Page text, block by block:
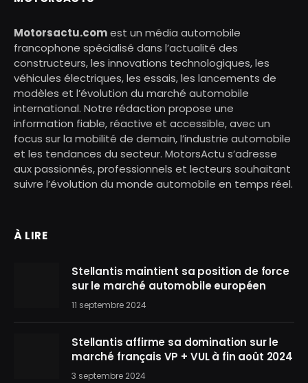
Motorsactu.comest un média automobile
francophone spécialisé dans l’actualité des
constructeurs, les innovations technologiques, les
véhicules électriques, les essais, les lancements de
modèles et l’évolution du marché automobile
international. Notre rédaction propose une
information fiable, réactive et accessible, avec un
focus sur la mobilité de demain, l’industrie automobile
et les tendances du secteur. MotorsActu s’adresse
aux passionnés, professionnels et lecteurs souhaitant
suivre l’évolution du monde automobile en temps réel.
À LIRE
Stellantis maintient sa position de force
sur le marché automobile européen
11 septembre 2024
Stellantis affirme sa domination sur le
marché français VP + VUL à fin août 2024
3 septembre 2024